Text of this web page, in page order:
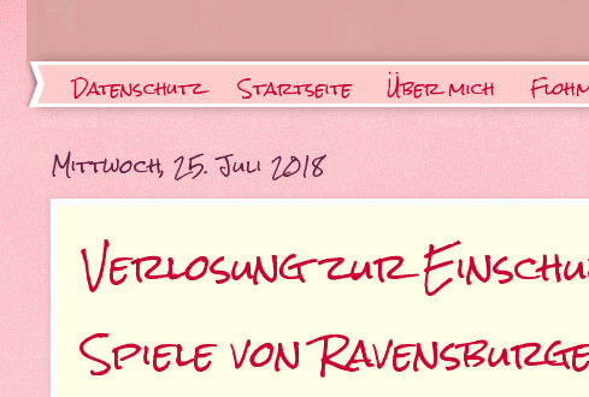
Datenschutz Startseite Über mich
Mittwoch, 25. Juli 2018
Verlosung zur
Spiele von